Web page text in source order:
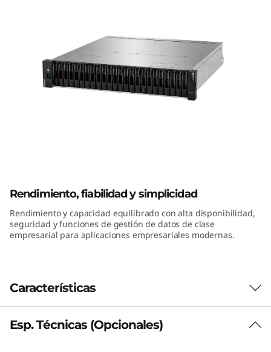
b
d
o
Rendimiento, fiabilidad y simplicidad
Rendimiento y capacidad equilibrado con alta disponibilidad,
seguridad y funciones de gestión de datos de clase
empresarial para aplicaciones empresariales modernas.
Características
Rendimiento y disponibilidad
Esp. Técnicas (Opcionales)